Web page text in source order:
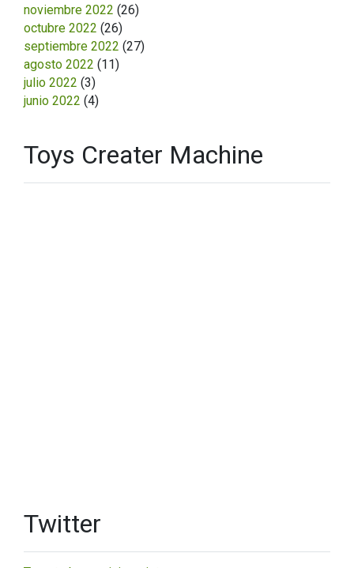
noviembre 2022 (26)
octubre 2022 (26)
septiembre 2022 (27)
agosto 2022 (11)
julio 2022 (3)
junio 2022 (4)
Toys Creater Machine
Twitter